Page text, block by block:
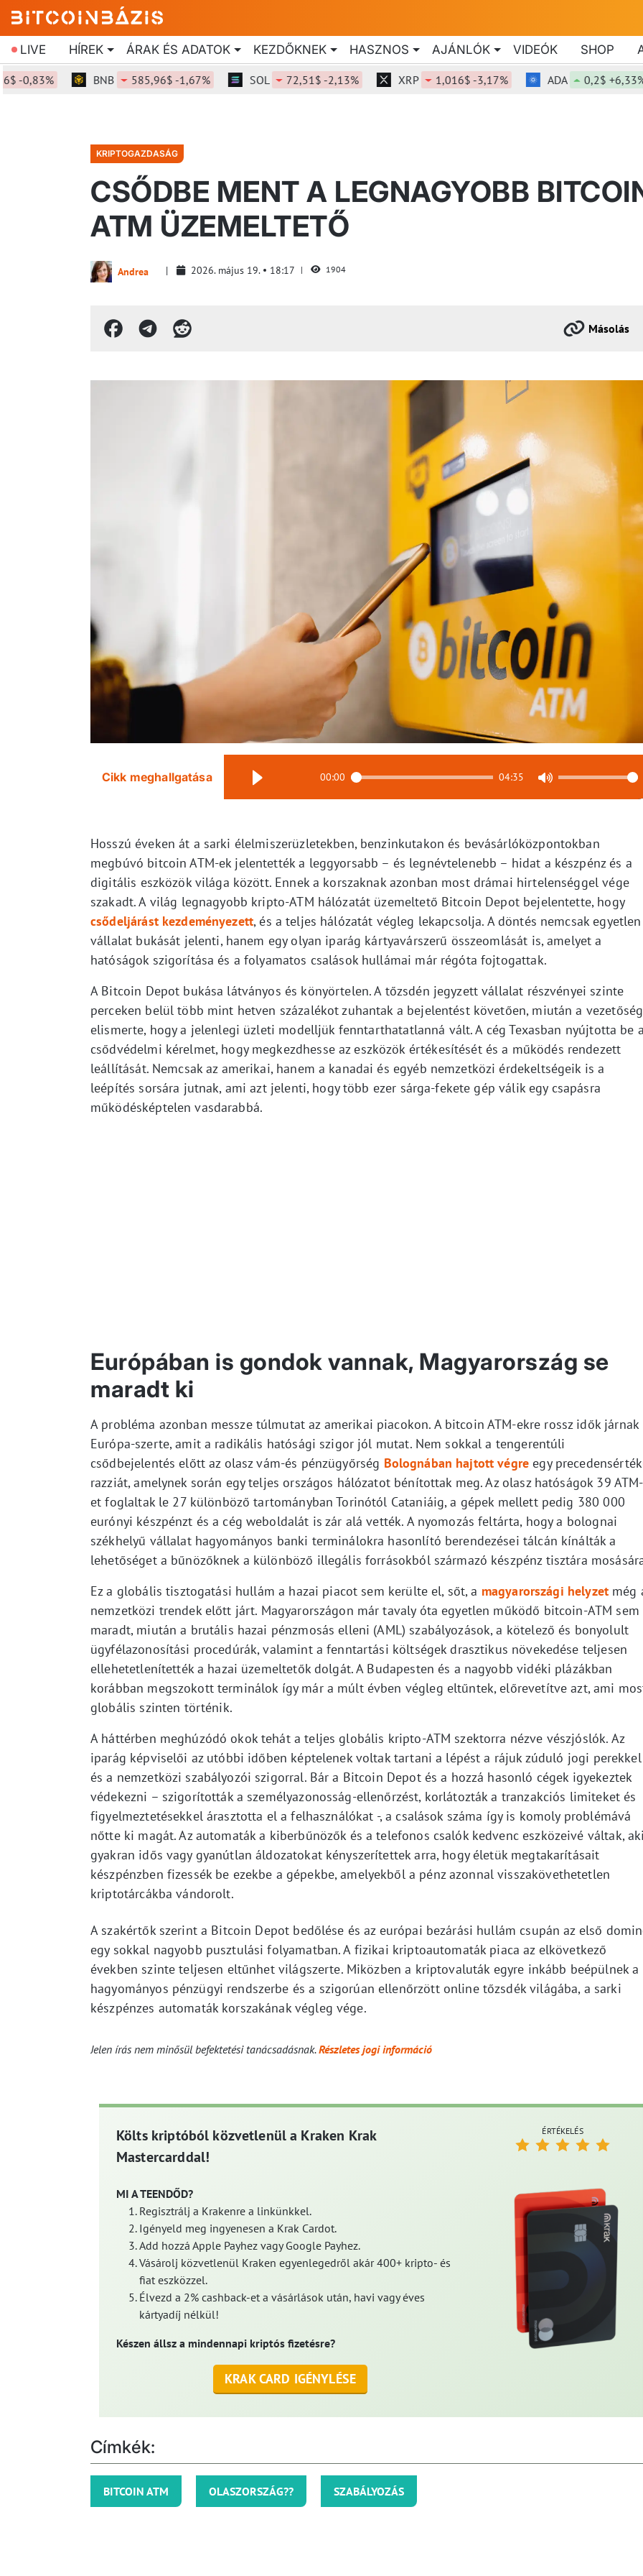
LIVE HÍREK ÁRAK ÉS ADATOK KEZDŐKNEK HASZNOS AJÁNLÓK VIDEÓK SHOP
BNB 585,96$ -1,67% SOL 72,51$ -2,13% XRP 1,016$ -3,17% ADA 0,2$ +6,33%
KRIPTOGAZDASÁG
CSŐDBE MENT A LEGNAGYOBB
ATM ÜZEMELTETŐ
Andrea 2026. május 19. 18:17 1904
Másolás
Cikk meghallgatása 00:00 04:35
Hosszú éveken át a sarki élelmiszerüzletekben, benzinkutakon és bevásárlóközpontokban
megbúvó bitcoin ATM-ek jelentették a leggyorsabb – és legnévtelenebb – hidat a készpénz és a
digitális eszközök világa között. Ennek a korszaknak azonban most drámai hirtelenséggel vége
szakadt. A világ legnagyobb kripto-ATM hálózatát üzemeltető Bitcoin Depot bejelentette, hogy
csődeljárást kezdeményezett, és a teljes hálózatát végleg lekapcsolja. A döntés nemcsak egyetlen
vállalat bukását jelenti, hanem egy olyan iparág kártyavárszerű összeomlását is, amelyet a
hatóságok szigorítása és a folyamatos csalások hullámai már régóta fojtogattak.
A Bitcoin Depot bukása látványos és könyörtelen. A tőzsdén jegyzett vállalat részvényei szinte
perceken belül több mint hetven százalékot zuhantak a bejelentést követően, miután a vezetőség
elismerte, hogy a jelenlegi üzleti modelljük fenntarthatatlanná vált. A cég Texasban nyújtotta be a
csődvédelmi kérelmet, hogy megkezdhesse az eszközök értékesítését és a működés rendezett
leállítását. Nemcsak az amerikai, hanem a kanadai és egyéb nemzetközi érdekeltségeik is a
leépítés sorsára jutnak, ami azt jelenti, hogy több ezer sárga-fekete gép válik egy csapásra
működésképtelen vasdarabbá.
Európában is gondok vannak, Magyarország se
maradt ki
A probléma azonban messze túlmutat az amerikai piacokon. A bitcoin ATM-ekre rossz idők járnak
Európa-szerte, amit a radikális hatósági szigor jól mutat. Nem sokkal a tengerentúli
csődbejelentés előtt az olasz vám-és pénzügyőrség Bolognában hajtott végre egy
razziát, amelynek során egy teljes országos hálózatot bénítottak meg. Az olasz hatóságok 39 ATM-
et foglaltak le 27 különböző tartományban Torinótól Cataniáig, a gépek mellett pedig 380 000
eurónyi készpénzt és a cég weboldalát is zár alá vették. A nyomozás feltárta, hogy a bolognai
székhelyű vállalat hagyományos banki terminálokra hasonlító berendezései tálcán kínálták a
lehetőséget a bűnözőknek a különböző illegális forrásokból származó készpénz tisztára
Ez a globális tisztogatási hullám a hazai piacot sem kerülte el, sőt, a magyarországi helyzetmég
nemzetközi trendek előtt járt. Magyarországon már tavaly óta egyetlen működő bitcoin-ATM sem
maradt, miután a brutális hazai pénzmosás elleni (AML) szabályozások, a kötelező és bonyolult
ügyfélazonosítási procedúrák, valamint a fenntartási költségek drasztikus növekedése teljesen
ellehetetlenítették a hazai üzemeltetők dolgát. A Budapesten és a nagyobb vidéki plázákban
korábban megszokott terminálok így már a múlt évben végleg eltűntek, előrevetítve azt, ami
globális szinten történik.
A háttérben meghúzódó okok tehát a teljes globális kripto-ATM szektorra nézve vészjóslók. Az
iparág képviselői az utóbbi időben képtelenek voltak tartani a lépést a rájuk zúduló jogi perekkel
és a nemzetközi szabályozói szigorral. Bár a Bitcoin Depot és a hozzá hasonló cégek igyekeztek
védekezni – szigorították a személyazonosság-ellenőrzést, korlátozták a tranzakciós limiteket és
figyelmeztetésekkel árasztotta el a felhasználókat -, a csalások száma így is komoly problémává
nőtte ki magát. Az automaták a kiberbűnözők és a telefonos csalók kedvenc eszközeivé váltak,
gyakran idős vagy gyanútlan áldozatokat kényszerítettek arra, hogy életük megtakarításait
készpénzben fizessék be ezekbe a gépekbe, amelyekből a pénz azonnal visszakövethetetlen
kriptotárcákba vándorolt.
A szakértők szerint a Bitcoin Depot bedőlése és az európai bezárási hullám csupán az első
egy sokkal nagyobb pusztulási folyamatban. A fizikai kriptoautomaták piaca az elkövetkező
években szinte teljesen eltűnhet világszerte. Miközben a kriptovaluták egyre inkább beépülnek a
hagyományos pénzügyi rendszerbe és a szigorúan ellenőrzött online tőzsdék világába, a sarki
készpénzes automaták korszakának végleg vége.
Jelen írás nem minősül befektetési tanácsadásnak.Részletes jogi információ
Költs kriptóból közvetlenül a Kraken Krak
Mastercarddal!
MI A TEENDŐD?
Regisztrálj a Krakenre a linkünkkel.
Igényeld meg ingyenesen a Krak Cardot.
Add hozzá Apple Payhez vagy Google Payhez.
Vásárolj közvetlenül Kraken egyenlegedről akár 400+ kripto- és
fiat eszközzel.
Élvezd a 2% cashback-et a vásárlások után, havi vagy éves
kártyadíj nélkül!
Készen állsz a mindennapi kriptós fizetésre?
KRAK CARD IGÉNYLÉSE
ÉRTÉKELÉS
Címkék:
BITCOIN ATM OLASZORSZÁG?? SZABÁLYOZÁS